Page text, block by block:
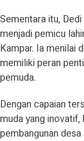
Sementara itu,
menjadi pemicu
Kampar. Ia menilai
memiliki peran
pemuda.
Dengan capaian
muda yang
pembangunan